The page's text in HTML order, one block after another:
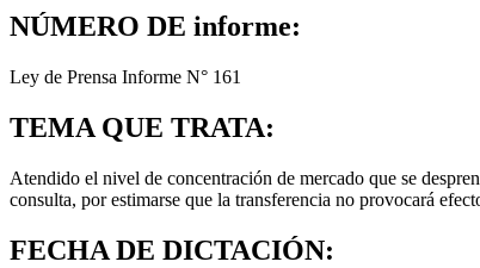
NÚMERO DE informe:
Ley de Prensa Informe N° 161
TEMA QUE TRATA:
Atendido el nivel de concentración de mercado que se
consulta, por estimarse que la transferencia no provocará
FECHA DE DICTACIÓN: